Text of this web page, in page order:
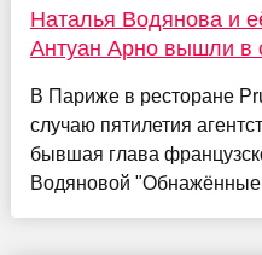
Наталья Водянова и
Антуан Арно вышли в
В Париже в ресторане
случаю пятилетия
бывшая глава
Водяновой "Обнажённые